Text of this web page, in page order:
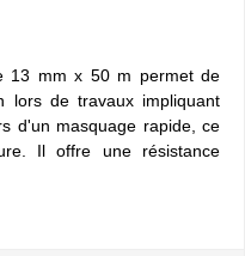
13 mm x 50 m permet de
lors de travaux impliquant
d'un masquage rapide, ce
Il offre une résistance